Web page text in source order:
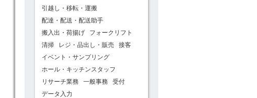
引越し・移転・運搬
配達・配送・配送助手
搬入出・荷揚げ
フォークリフト
清掃
レジ・品出し・販売
接客
イベント・サンプリング
ホール・キッチンスタッフ
リサーチ業務
一般事務
受付
データ入力